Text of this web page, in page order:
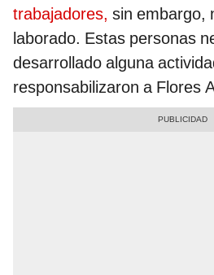
trabajadores, sin embargo,
laborado. Estas personas
desarrollado alguna
responsabilizaron a Flores